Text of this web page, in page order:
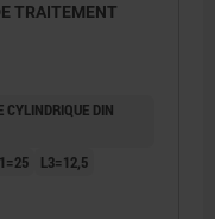
TRAITEMENT
CYLINDRIQUE DIN
L3=12,5